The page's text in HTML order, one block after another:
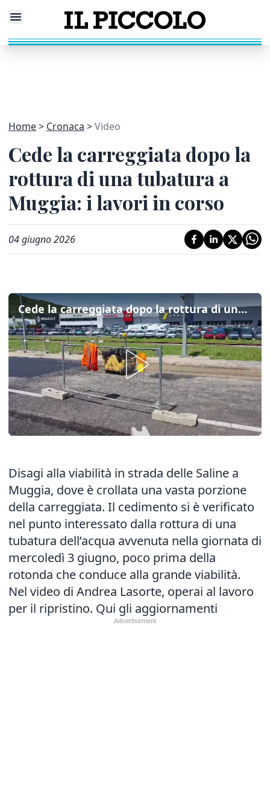
Home Cronaca Video
Cede la carreggiata dopo la
rottura di una tubatura a
Muggia: i lavori in corso
04 giugno 2026
Cede la carreggiata dopo la rottura di una tubatura a Muggia: i lavori in corso
Disagi alla viabilità in strada delle Saline a
Muggia, dove è crollata una vasta porzione
della carreggiata. Il cedimento si è verificato
nel punto interessato dalla rottura di una
tubatura dell’acqua avvenuta nella giornata di
mercoledì 3 giugno, poco prima della
rotonda che conduce alla grande viabilità.
Nel video di Andrea Lasorte, operai al lavoro
per il ripristino. Qui gli aggiornamenti